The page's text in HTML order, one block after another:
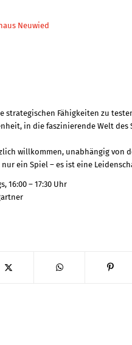
Neuwied
strategischen Fähigkeiten zu
in die faszinierende Welt
willkommen, unabhängig von
ein Spiel – es ist eine
16:00 – 17:30 Uhr